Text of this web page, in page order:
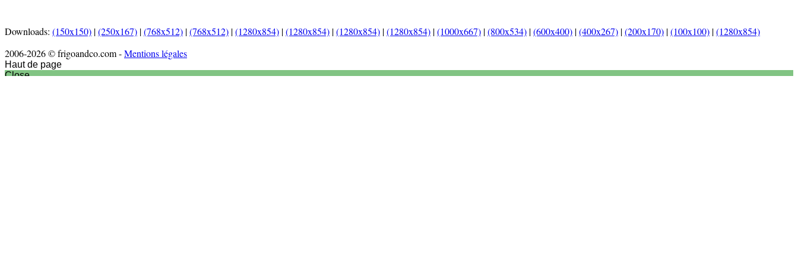
Downloads: (150x150) |(250x167) |(768x512) |(768x512) |(1280x854) |(1280x854) |(1280x854) |(1280x854) |(1000x667) |(800x534) |(600x400) |(400x267) |(200x170) |(100x100) |(1280x854)
2006-2026 © frigoandco.com -Mentions légales
Haut de page
Close